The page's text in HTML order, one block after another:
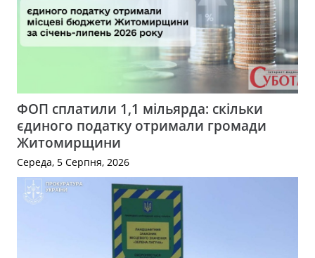
ФОП сплатили 1,1 мільярда: скільки
єдиного податку отримали громади
Житомирщини
Середа, 5 Серпня, 2026